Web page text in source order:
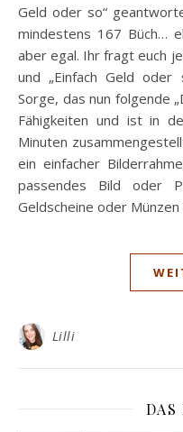
Geld oder so“
mindestens 167 Büch…
aber egal. Ihr fragt euch
und „Einfach Geld
Sorge, das nun folgende
Fähigkeiten und ist in
Minuten
ein einfacher
passendes Bild oder
Geldscheine oder
Lilli